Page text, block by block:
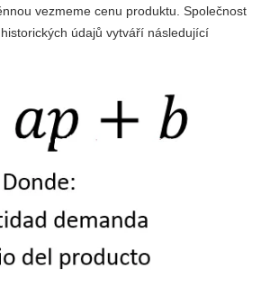
vezmeme cenu produktu. Společnost
údajů vytváří následující